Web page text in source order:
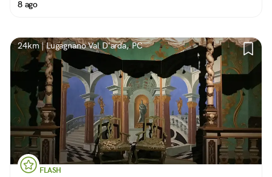
8 ago
24km | Lugagnano Val D'arda, PC
FLASH